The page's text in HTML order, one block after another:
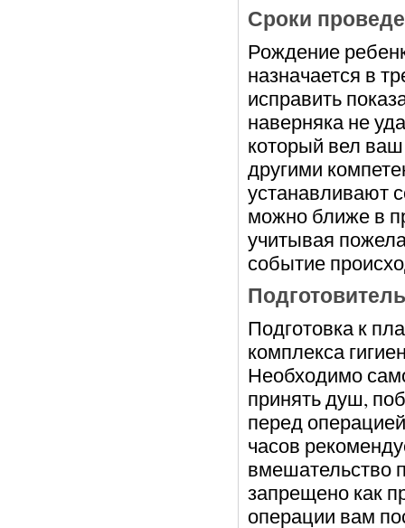
Сроки
Рождение
назначается в
исправить
наверняка не
который вел
другими
устанавливают
можно ближе в
учитывая
событие
Подготовка к
комплекса
Необходимо
принять душ,
перед
часов
вмешательство
запрещено как
операции вам